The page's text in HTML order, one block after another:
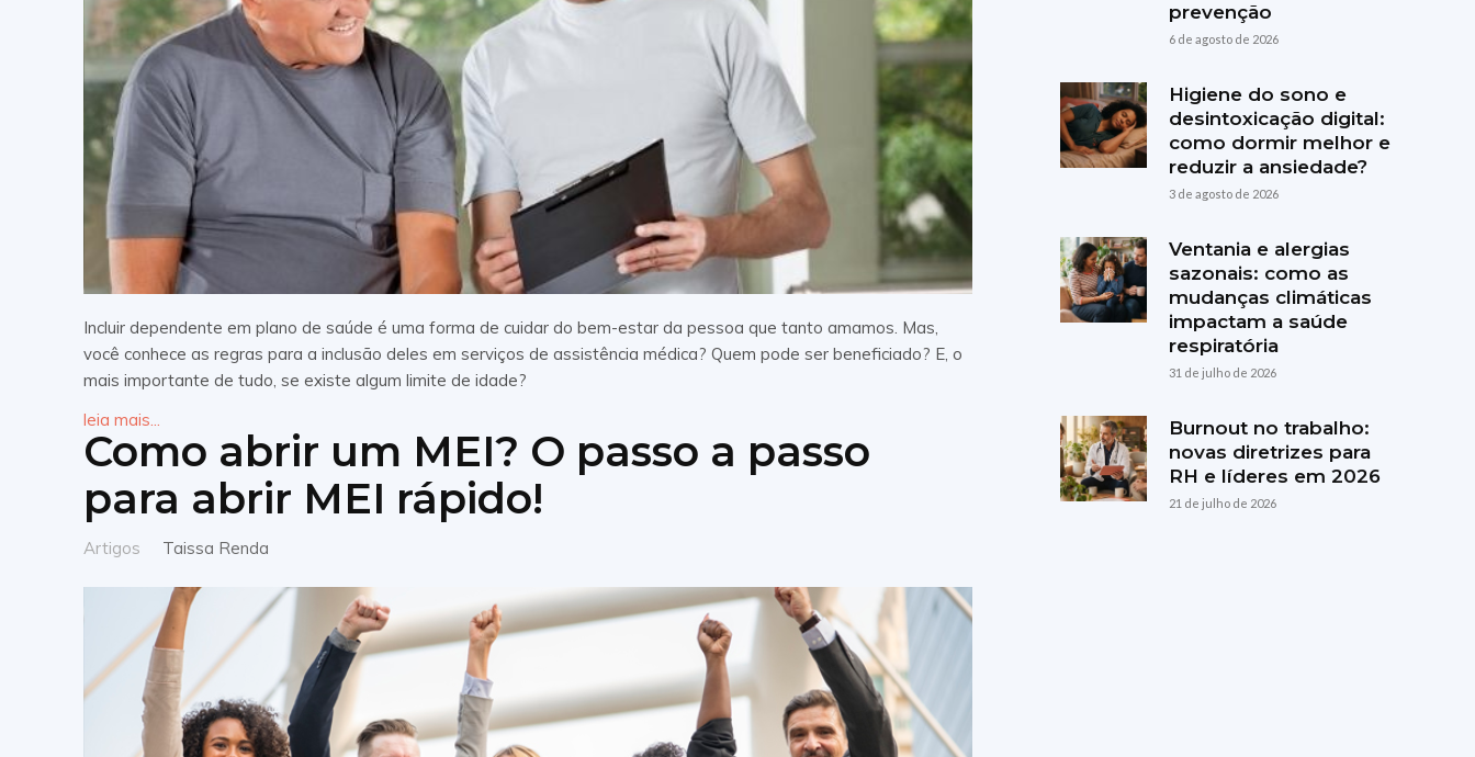
Incluir dependente em plano de saúde é uma forma de cuidar do bem-estar da pessoa que tanto amamos. Mas,
você conhece as regras para a inclusão deles em serviços de assistência médica? Quem pode ser beneficiado? E, o
mais importante de tudo, se existe algum limite de idade?
leia mais...
Como abrir um MEI? O passo a passo
para abrir MEI rápido!
Artigos Taissa Renda
prevenção
6 de agosto de 2026
Higiene do sono e
desintoxicação digital:
como dormir melhor e
reduzir a ansiedade?
3 de agosto de 2026
Ventania e alergias
sazonais: como as
mudanças climáticas
impactam a saúde
respiratória
31 de julho de 2026
Burnout no trabalho:
novas diretrizes para
RH e líderes em 2026
21 de julho de 2026